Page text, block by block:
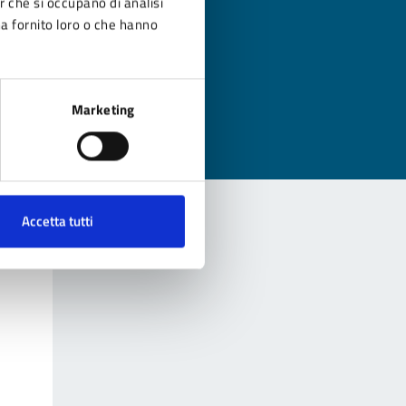
fornito loro o che hanno
Marketing
Accetta tutti